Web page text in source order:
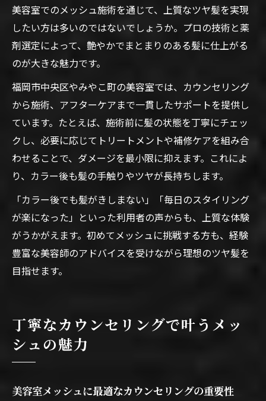
美容室でのメッシュ施術を通じて、上質なツヤ髪を実現
したい方は多いのではないでしょうか。プロの技術と薬
剤選定によって、艶やかでまとまりのある髪に仕上がる
のが大きな魅力です。
福岡市中央区やみやこ町の美容室では、カウンセリング
から施術、アフターケアまで一貫したサポートを提供し
ています。たとえば、施術前に髪の状態を丁寧にチェッ
クし、必要に応じてトリートメントや補修ケアを組み合
わせることで、ダメージを最小限に抑えます。これによ
り、カラー後も髪の手触りやツヤが長持ちします。
「カラー後でも髪がきしまない」「毎日のスタイリング
が楽になった」といった利用者の声からも、上質な体験
がうかがえます。初めてメッシュに挑戦する方も、経験
豊富な美容師のアドバイスを受けながら理想のツヤ髪を
目指せます。
丁寧なカウンセリングで叶うメッ
シュの魅力
美容室メッシュに最適なカウンセリングの重要性